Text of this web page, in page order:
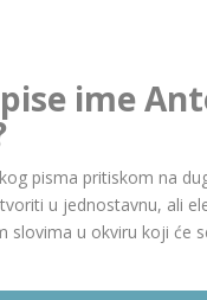
ime
pisma pritiskom na
u jednostavnu, ali
slovima u okviru koji će